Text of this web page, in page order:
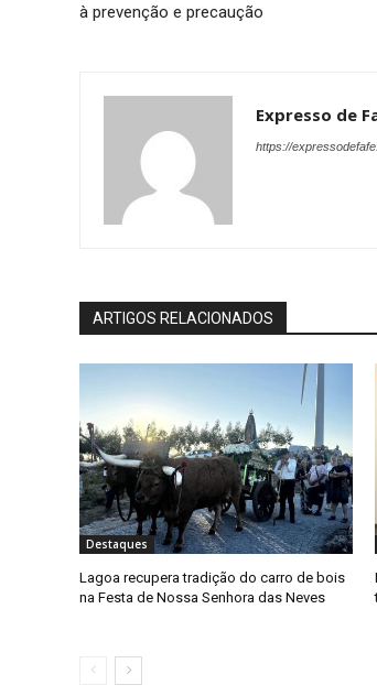
à prevenção e precaução
Expresso de
https://
ARTIGOS RELACIONADOS
Destaques
Lagoa recupera tradição do carro de bois
na Festa de Nossa Senhora das Neves